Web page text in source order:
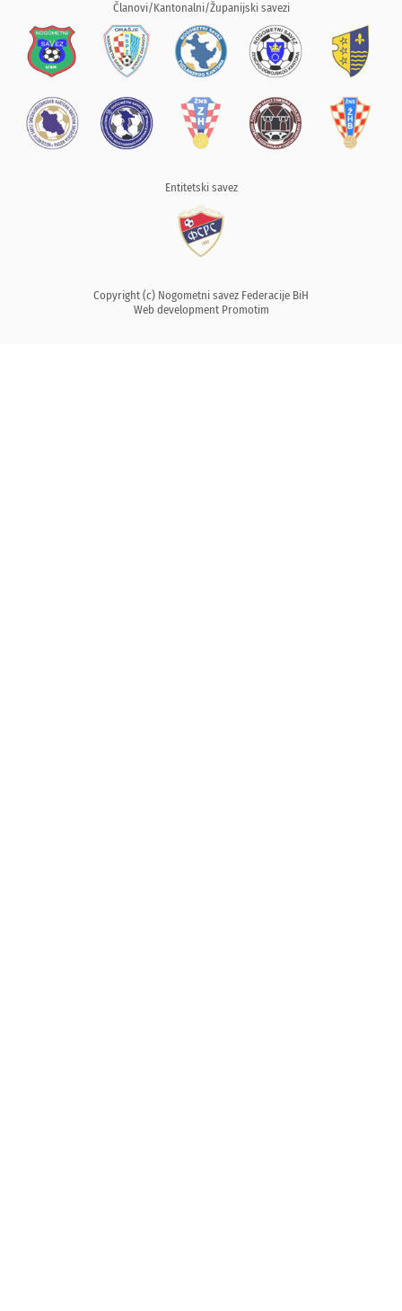
Članovi/Kantonalni/Županijski savezi
Entitetski savez
Copyright (c) Nogometni savez Federacije BiH
Web development Promotim